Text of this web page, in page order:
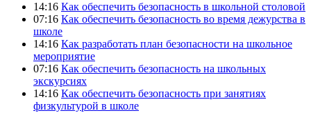
14:16 Как обеспечить безопасность в школьной столовой
07:16 Как обеспечить безопасность во время дежурства в
школе
14:16 Как разработать план безопасности на школьное
мероприятие
07:16 Как обеспечить безопасность на школьных
экскурсиях
14:16 Как обеспечить безопасность при занятиях
физкультурой в школе